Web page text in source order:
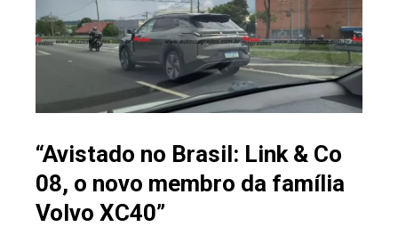
“Avistado no Brasil: Link & Co
08, o novo membro da família
Volvo XC40”